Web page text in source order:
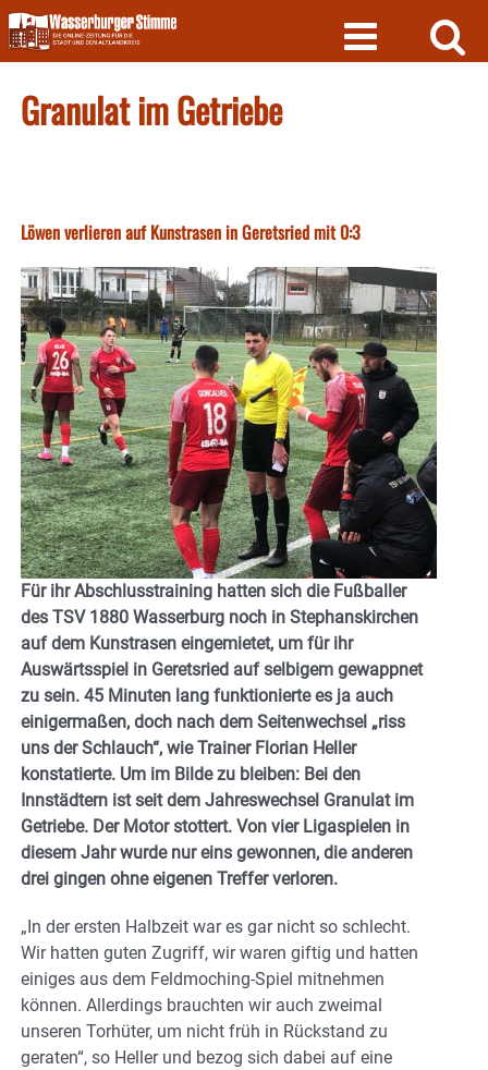
Skip
to
content
Granulat im Getriebe
Löwen verlieren auf Kunstrasen in Geretsried mit 0:3
Für ihr Abschlusstraining hatten sich die Fußballer
des TSV 1880 Wasserburg noch in Stephanskirchen
auf dem Kunstrasen eingemietet, um für ihr
Auswärtsspiel in Geretsried auf selbigem gewappnet
zu sein. 45 Minuten lang funktionierte es ja auch
einigermaßen, doch nach dem Seitenwechsel „riss
uns der Schlauch“, wie Trainer Florian Heller
konstatierte. Um im Bilde zu bleiben: Bei den
Innstädtern ist seit dem Jahreswechsel Granulat im
Getriebe. Der Motor stottert. Von vier Ligaspielen in
diesem Jahr wurde nur eins gewonnen, die anderen
drei gingen ohne eigenen Treffer verloren.
„In der ersten Halbzeit war es gar nicht so schlecht.
Wir hatten guten Zugriff, wir waren giftig und hatten
einiges aus dem Feldmoching-Spiel mitnehmen
können. Allerdings brauchten wir auch zweimal
unseren Torhüter, um nicht früh in Rückstand zu
geraten“, so Heller und bezog sich dabei auf eine